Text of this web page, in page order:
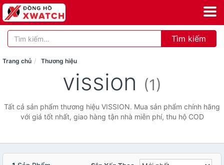
Tìm kiếm
Trang chủ Thương hiệu
vission (1)
Tất cả sản phẩm thương hiệu VISSION. Mua sản phẩm chính hãng
với giá tốt nhất, giao hàng tận nhà miễn phí, thu hộ COD